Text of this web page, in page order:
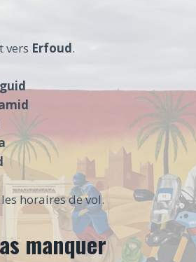
vers Erfoud.
horaires de vol.
manquer